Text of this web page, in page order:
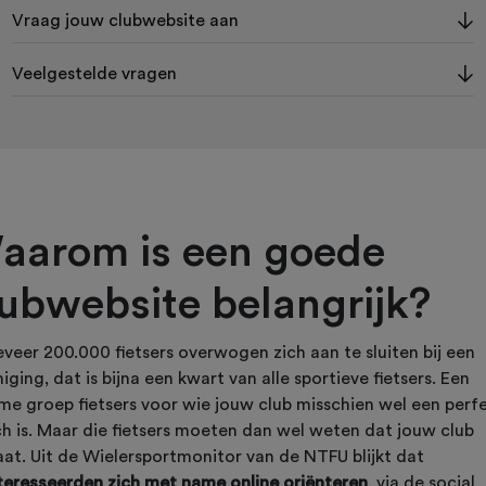
Vraag jouw clubwebsite aan
Veelgestelde vragen
is een goede
belangrijk?
200.000 fietsers overwogen zich aan te sluiten bij een
dat is bijna een kwart van alle sportieve fietsers. Een
groep fietsers voor wie jouw club misschien wel een
is. Maar die fietsers moeten dan wel weten dat jouw club
Uit de Wielersportmonitor van de NTFU blijkt dat